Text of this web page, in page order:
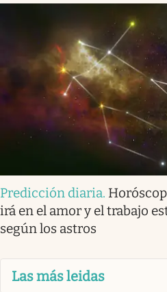
Predicción diaria.
irá en el amor y el trabajo
según los astros
Las más leidas